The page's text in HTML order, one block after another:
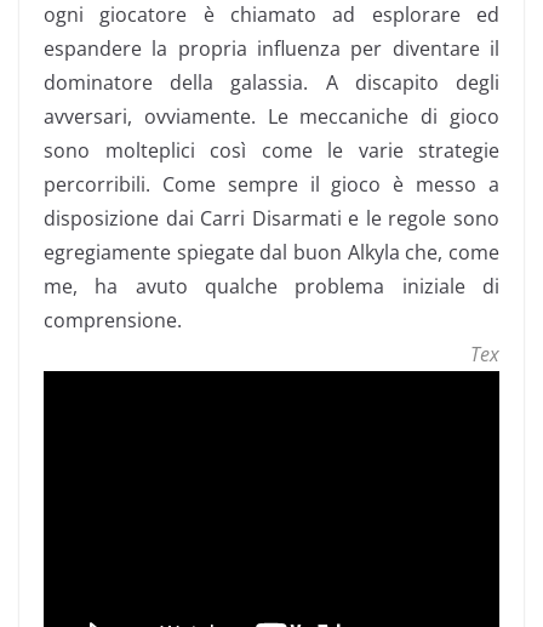
ogni giocatore è chiamato ad esplorare ed
espandere la propria influenza per diventare il
dominatore della galassia. A discapito degli
avversari, ovviamente. Le meccaniche di gioco
sono molteplici così come le varie strategie
percorribili. Come sempre il gioco è messo a
disposizione dai Carri Disarmati e le regole sono
egregiamente spiegate dal buon Alkyla che, come
me, ha avuto qualche problema iniziale di
comprensione.
Tex